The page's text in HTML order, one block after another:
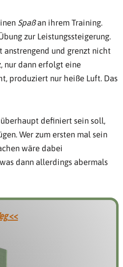
Spaßan ihrem Training.
zur Leistungssteigerung.
anstrengend und grenzt nicht
nur dann erfolgt eine
produziert nur heiße Luft. Das
definiert sein soll,
Wer zum ersten mal sein
wäre dabei
dann allerdings abermals
<<